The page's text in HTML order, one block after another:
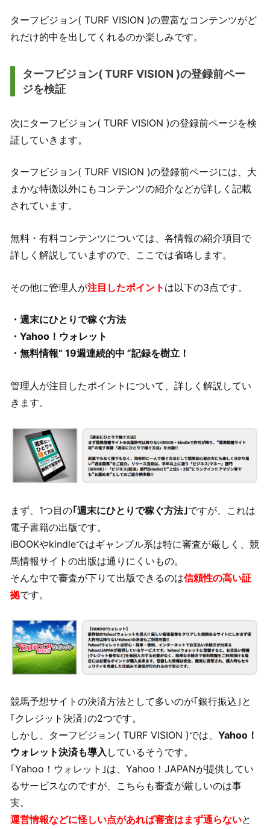
ターフビジョン( TURF VISION )の豊富なコンテンツがど
れだけ的中を出してくれるのか楽しみです。
ターフビジョン( TURF VISION )の登録前ペー
ジを検証
次にターフビジョン( TURF VISION )の登録前ページを検
証していきます。
ターフビジョン( TURF VISION )の登録前ページには、大
まかな特徴以外にもコンテンツの紹介などが詳しく記載
されています。
無料・有料コンテンツについては、各情報の紹介項目で
詳しく解説していますので、ここでは省略します。
その他に管理人が注目したポイント は以下の3点です。
・週末にひとりで稼ぐ方法
・Yahoo！ウォレット
・無料情報“ 19週連続的中 ”記録を樹立！
管理人が注目したポイントについて、詳しく解説してい
きます。
まず、1つ目の｢週末にひとりで稼ぐ方法｣ですが、これは
電子書籍の出版です。
iBOOKやkindleではギャンブル系は特に審査が厳しく、競
馬情報サイトの出版は通りにくいもの。
そんな中で審査が下りて出版できるのは信頼性の高い証
拠です。
競馬予想サイトの決済方法として多いのが｢銀行振込｣と
｢クレジット決済｣の2つです。
しかし、ターフビジョン( TURF VISION )では、 Yahoo！
ウォレット決済も導入 しているそうです。
｢Yahoo！ウォレット｣は、Yahoo！JAPANが提供してい
るサービスなのですが、こちらも審査が厳しいのは事
実。
運営情報などに怪しい点があれば審査はまず通らないと